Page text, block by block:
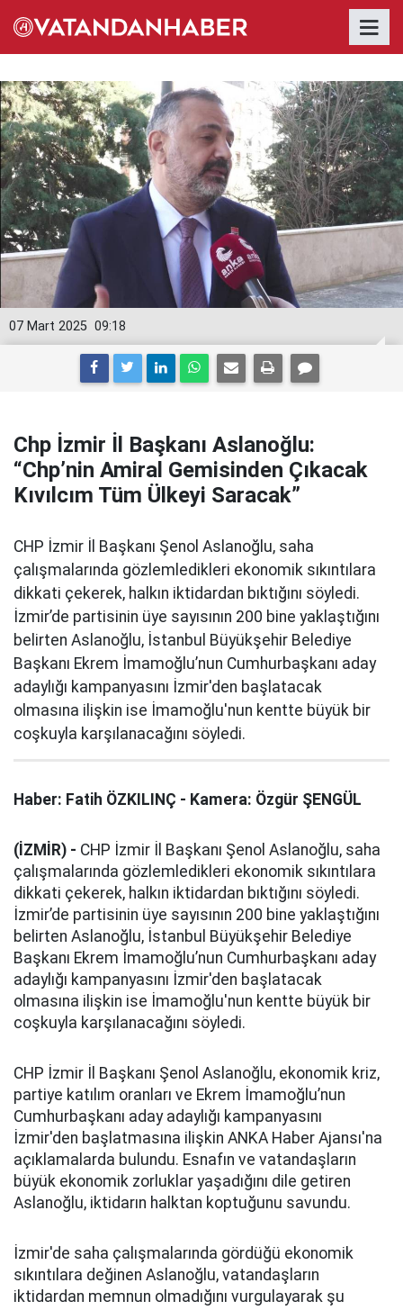
09:18
07 Mart 2025
Chp İzmir İl Başkanı Aslanoğlu:
“Chp’nin Amiral Gemisinden Çıkacak
Kıvılcım Tüm Ülkeyi Saracak”
CHP İzmir İl Başkanı Şenol Aslanoğlu, saha
çalışmalarında gözlemledikleri ekonomik sıkıntılara
dikkati çekerek, halkın iktidardan bıktığını söyledi.
İzmir’de partisinin üye sayısının 200 bine yaklaştığını
belirten Aslanoğlu, İstanbul Büyükşehir Belediye
Başkanı Ekrem İmamoğlu’nun Cumhurbaşkanı aday
adaylığı kampanyasını İzmir'den başlatacak
olmasına ilişkin ise İmamoğlu'nun kentte büyük bir
coşkuyla karşılanacağını söyledi.
Haber: Fatih ÖZKILINÇ - Kamera: Özgür ŞENGÜL
(İZMİR) - CHP İzmir İl Başkanı Şenol Aslanoğlu, saha
çalışmalarında gözlemledikleri ekonomik sıkıntılara
dikkati çekerek, halkın iktidardan bıktığını söyledi.
İzmir’de partisinin üye sayısının 200 bine yaklaştığını
belirten Aslanoğlu, İstanbul Büyükşehir Belediye
Başkanı Ekrem İmamoğlu’nun Cumhurbaşkanı aday
adaylığı kampanyasını İzmir'den başlatacak
olmasına ilişkin ise İmamoğlu'nun kentte büyük bir
coşkuyla karşılanacağını söyledi.
CHP İzmir İl Başkanı Şenol Aslanoğlu, ekonomik kriz,
partiye katılım oranları ve Ekrem İmamoğlu’nun
Cumhurbaşkanı aday adaylığı kampanyasını
İzmir'den başlatmasına ilişkin ANKA Haber Ajansı'na
açıklamalarda bulundu. Esnafın ve vatandaşların
büyük ekonomik zorluklar yaşadığını dile getiren
Aslanoğlu, iktidarın halktan koptuğunu savundu.
İzmir'de saha çalışmalarında gördüğü ekonomik
sıkıntılara değinen Aslanoğlu, vatandaşların
iktidardan memnun olmadığını vurgulayarak şu